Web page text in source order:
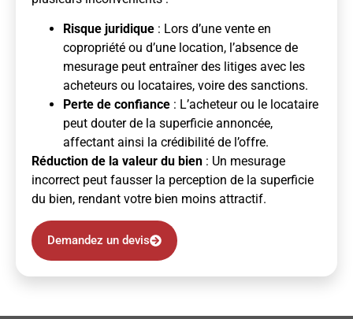
Risque juridique : Lors d’une vente en
copropriété ou d’une location, l’absence de
mesurage peut entraîner des litiges avec les
acheteurs ou locataires, voire des sanctions.
Perte de confiance : L’acheteur ou le locataire
peut douter de la superficie annoncée,
affectant ainsi la crédibilité de l’offre.
Réduction de la valeur du bien : Un mesurage
incorrect peut fausser la perception de la superficie
du bien, rendant votre bien moins attractif.
Demandez un devis